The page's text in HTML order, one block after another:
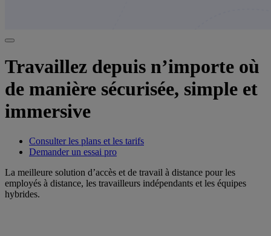
Travaillez depuis n’importe où
de manière sécurisée, simple et
immersive
Consulter les plans et les tarifs
Demander un essai pro
La meilleure solution d’accès et de travail à distance pour les
employés à distance, les travailleurs indépendants et les équipes
hybrides.